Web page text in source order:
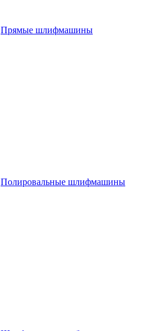
Прямые шлифмашины
Полировальные шлифмашины